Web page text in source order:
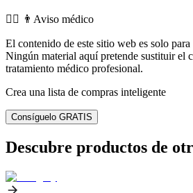
👨‍⚕️️ 👨Aviso médico
El contenido de este sitio web es solo
Ningún material aquí pretende sustituir el
tratamiento médico profesional.
Crea una lista de compras inteligente
Consíguelo GRATIS
Descubre productos de